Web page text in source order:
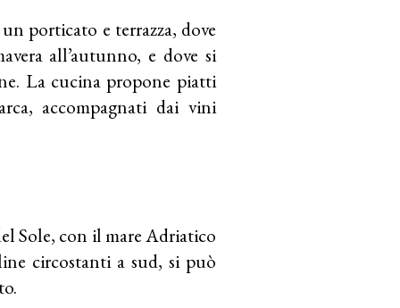
porticato e terrazza, dove
all’autunno, e dove si
La cucina propone piatti
accompagnati dai vini
Sole, con il mare Adriatico
circostanti a sud, si può